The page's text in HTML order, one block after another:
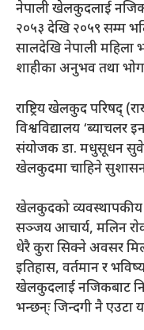
नेपाली खेलकुदलाई
२०५३ देखि २०५९ सम्म
सालदेखि नेपाली
शाहीका अनुभव तथा
राष्ट्रिय खेलकुद परिषद्
विश्वविद्यालय ‘ब्याचलर
संयोजक डा. मधुसूधन
खेलकुदमा चाहिने सुशासन
खेलकुदको व्यवस्थापकीय
सञ्जय आचार्य, मलिन
धेरै कुरा सिक्ने अवसर
इतिहास, वर्तमान र
खेलकुदलाई नजिकबाट
भन्छन्ः जिन्दगी नै एउटा